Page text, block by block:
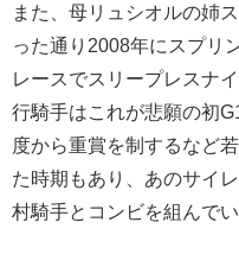
また、母リュシオルの姉
った通り2008年にスプリ
レースでスリープレスナ
行騎手はこれが悲願の初
度から重賞を制するなど
た時期もあり、あのサイ
村騎手とコンビを組んでい